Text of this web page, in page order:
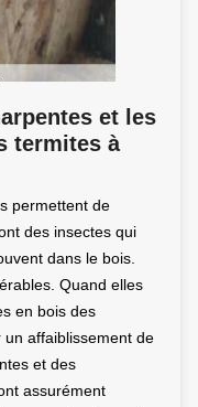
et les
termites à
permettent de
des insectes qui
dans le bois.
Quand elles
en bois des
affaiblissement de
et des
assurément